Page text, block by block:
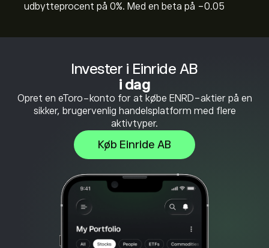
Invester i Einride AB
i dag
Opret en eToro-konto for at købe ENRD-aktier på en
sikker, brugervenlig handelsplatform med flere
aktivtyper.
Køb Einride AB
udbytteprocent på 0%. Med en beta på -0.05